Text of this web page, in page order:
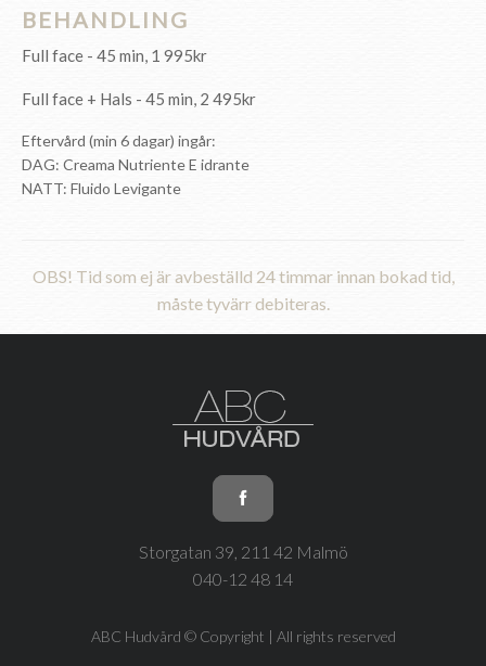
BEHANDLING
Full face - 45 min, 1 995kr
Full face + Hals - 45 min, 2 495kr
Eftervård (min 6 dagar) ingår:
DAG: Creama Nutriente E idrante
NATT: Fluido Levigante
OBS! Tid som ej är avbeställd 24 timmar innan bokad tid,
måste tyvärr debiteras.
Storgatan 39, 211 42 Malmö
040-12 48 14
ABC Hudvård © Copyright | All rights reserved